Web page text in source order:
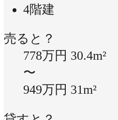
4階建
売ると？
778万円 30.4m²
〜
949万円 31m²